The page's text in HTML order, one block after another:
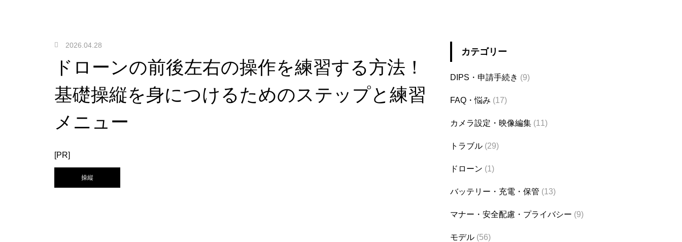
2026.04.28
ドローンの前後左右の操作を練習する方法！
基礎操縦を身につけるためのステップと練習
メニュー
[PR]
操縦
カテゴリー
DIPS・申請手続き (9)
FAQ・悩み (17)
カメラ設定・映像編集 (11)
トラブル (29)
ドローン (1)
バッテリー・充電・保管 (13)
マナー・安全配慮・プライバシー (9)
モデル (56)